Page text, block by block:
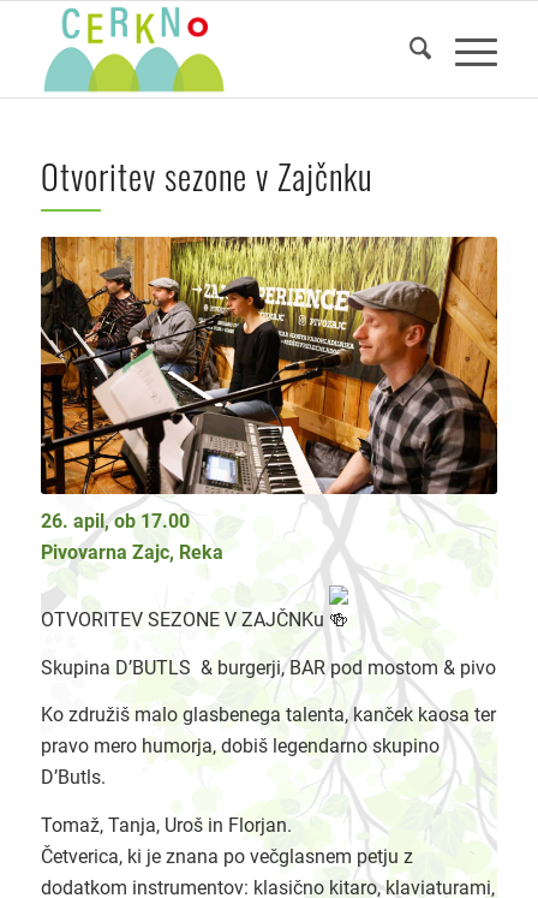
Otvoritev sezone v Zajčnku
26. apil, ob 17.00
Pivovarna Zajc, Reka
OTVORITEV SEZONE V ZAJČNKu
Skupina D’BUTLS & burgerji, BAR pod mostom & pivo
Ko združiš malo glasbenega talenta, kanček kaosa ter
pravo mero humorja, dobiš legendarno skupino
D’Butls.
Tomaž, Tanja, Uroš in Florjan.
Četverica, ki je znana po večglasnem petju z
dodatkom instrumentov: klasično kitaro, klaviaturami,